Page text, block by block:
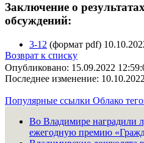
Заключение о
обсуждений:
3-12 (формат pdf)
Возврат к списку
Опубликовано: 15.09.2022
Последнее изменение:
Популярные ссылки Облако
Во Владимире
ежегодную премию